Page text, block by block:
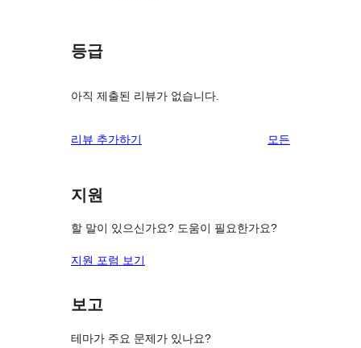
등급
아직 제출된 리뷰가 없습니다.
리뷰 추가하기 모든
지원
할 말이 있으신가요? 도움이 필요한가요?
지원 포럼 보기
보고
테마가 주요 문제가 있나요?